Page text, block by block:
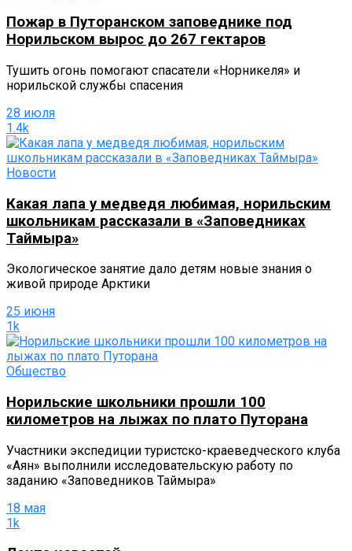
Пожар в Путоранском заповеднике под
Норильском вырос до 267 гектаров
Тушить огонь помогают спасатели «Норникеля» и
норильской службы спасения
28 июля
1.4k
Новости
Какая лапа у медведя любимая, норильским
школьникам рассказали в «Заповедниках
Таймыра»
Экологическое занятие дало детям новые знания о
живой природе Арктики
25 июня
1k
Общество
Норильские школьники прошли 100
километров на лыжах по плато Путорана
Участники экспедиции туристско-краеведческого клуба
«Аян» выполнили исследовательскую работу по
заданию «Заповедников Таймыра»
18 мая
1k